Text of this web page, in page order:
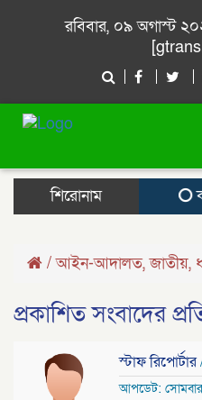
রবিবার, ০৯ অগাস্ট
শিরোনাম
/আইন-আদালত,জাতীয়,
প্রকাশিত সংবাদের
স্টাফ রিপোর্টার
আপডেট: